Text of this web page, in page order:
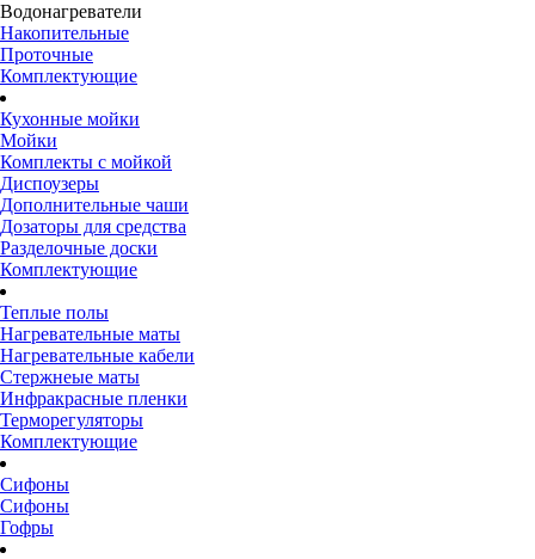
Водонагреватели
Накопительные
Проточные
Комплектующие
Кухонные мойки
Мойки
Комплекты с мойкой
Диспоузеры
Дополнительные чаши
Дозаторы для средства
Разделочные доски
Комплектующие
Теплые полы
Нагревательные маты
Нагревательные кабели
Стержнеые маты
Инфракрасные пленки
Терморегуляторы
Комплектующие
Сифоны
Сифоны
Гофры